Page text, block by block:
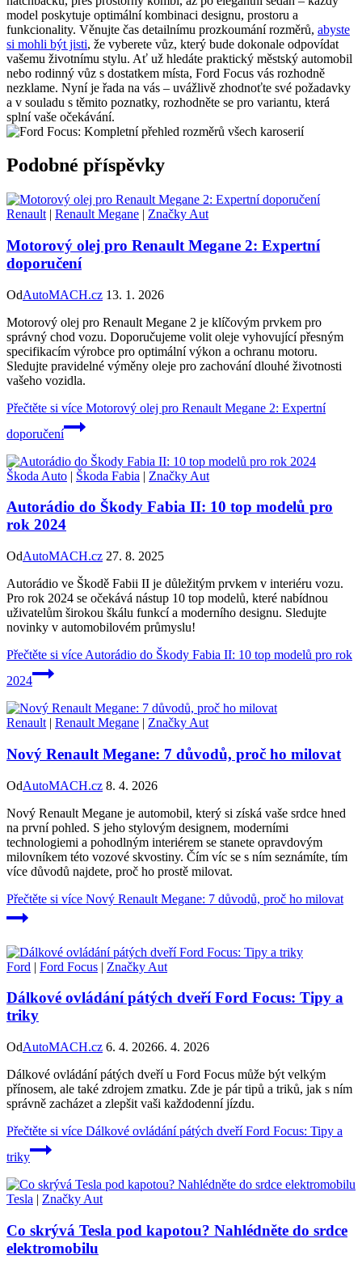
model poskytuje optimální kombinaci designu, prostoru a
funkcionality. Věnujte čas detailnímu prozkoumání rozměrů, abyste
si mohli být jisti, že vyberete vůz, který bude dokonale odpovídat
vašemu životnímu stylu. Ať už hledáte praktický městský automobil
nebo rodinný vůz s dostatkem místa, Ford Focus vás rozhodně
nezklame. Nyní je řada na vás – uvážlivě zhodnoťte své požadavky
a v souladu s těmito poznatky, rozhodněte se pro variantu, která
splní vaše očekávání.
Podobné příspěvky
Renault | Renault Megane | Značky Aut
Motorový olej pro Renault Megane 2: Expertní
doporučení
OdAutoMACH.cz 13. 1. 2026
Motorový olej pro Renault Megane 2 je klíčovým prvkem pro
správný chod vozu. Doporučujeme volit oleje vyhovující přesným
specifikacím výrobce pro optimální výkon a ochranu motoru.
Sledujte pravidelné výměny oleje pro zachování dlouhé životnosti
vašeho vozidla.
Přečtěte si více Motorový olej pro Renault Megane 2: Expertní
doporučení
Škoda Auto | Škoda Fabia | Značky Aut
Autorádio do Škody Fabia II: 10 top modelů pro
rok 2024
OdAutoMACH.cz 27. 8. 2025
Autorádio ve Škodě Fabii II je důležitým prvkem v interiéru vozu.
Pro rok 2024 se očekává nástup 10 top modelů, které nabídnou
uživatelům širokou škálu funkcí a moderního designu. Sledujte
novinky v automobilovém průmyslu!
Přečtěte si více Autorádio do Škody Fabia II: 10 top modelů pro rok
2024
Renault | Renault Megane | Značky Aut
Nový Renault Megane: 7 důvodů, proč ho milovat
OdAutoMACH.cz 8. 4. 2026
Nový Renault Megane je automobil, který si získá vaše srdce hned
na první pohled. S jeho stylovým designem, moderními
technologiemi a pohodlným interiérem se stanete opravdovým
milovníkem této vozové skvostiny. Čím víc se s ním seznámíte, tím
více důvodů najdete, proč ho prostě milovat.
Přečtěte si více Nový Renault Megane: 7 důvodů, proč ho milovat
Ford | Ford Focus | Značky Aut
Dálkové ovládání pátých dveří Ford Focus: Tipy a
triky
OdAutoMACH.cz 6. 4. 20266. 4. 2026
Dálkové ovládání pátých dveří u Ford Focus může být velkým
přínosem, ale také zdrojem zmatku. Zde je pár tipů a triků, jak s ním
správně zacházet a zlepšit vaši každodenní jízdu.
Přečtěte si více Dálkové ovládání pátých dveří Ford Focus: Tipy a
triky
Tesla | Značky Aut
Co skrývá Tesla pod kapotou? Nahlédněte do srdce
elektromobilu